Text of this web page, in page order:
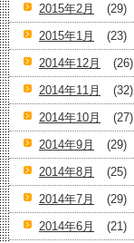
2015年2月
(29)
2015年1月
(23)
2014年12月
(26)
2014年11月
(32)
2014年10月
(27)
2014年9月
(29)
2014年8月
(25)
2014年7月
(29)
2014年6月
(21)